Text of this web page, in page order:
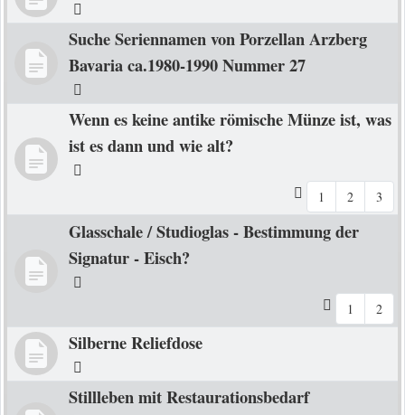
Suche Seriennamen von Porzellan Arzberg
Bavaria ca.1980-1990 Nummer 27
Wenn es keine antike römische Münze ist, was
ist es dann und wie alt?
1 2 3
Glasschale / Studioglas - Bestimmung der
Signatur - Eisch?
1 2
Silberne Reliefdose
Stillleben mit Restaurationsbedarf